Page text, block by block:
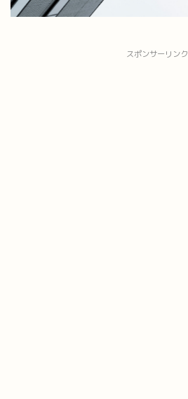
スポンサーリンク